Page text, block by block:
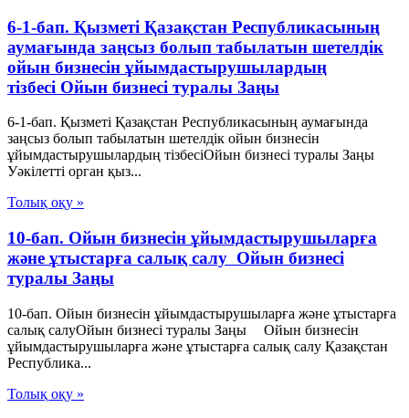
6-1-бап. Қызметі Қазақстан Республикасының
аумағында заңсыз болып табылатын шетелдік
ойын бизнесін ұйымдастырушылардың
тізбесі Ойын бизнесі туралы Заңы
6-1-бап. Қызметі Қазақстан Республикасының аумағында
заңсыз болып табылатын шетелдік ойын бизнесін
ұйымдастырушылардың тізбесіОйын бизнесі туралы Заңы
Уәкілетті орган қыз...
Толық оқу »
10-бап. Ойын бизнесін ұйымдастырушыларға
және ұтыстарға салық салу Ойын бизнесі
туралы Заңы
10-бап. Ойын бизнесін ұйымдастырушыларға және ұтыстарға
салық салуОйын бизнесі туралы Заңы Ойын бизнесін
ұйымдастырушыларға және ұтыстарға салық салу Қазақстан
Республика...
Толық оқу »